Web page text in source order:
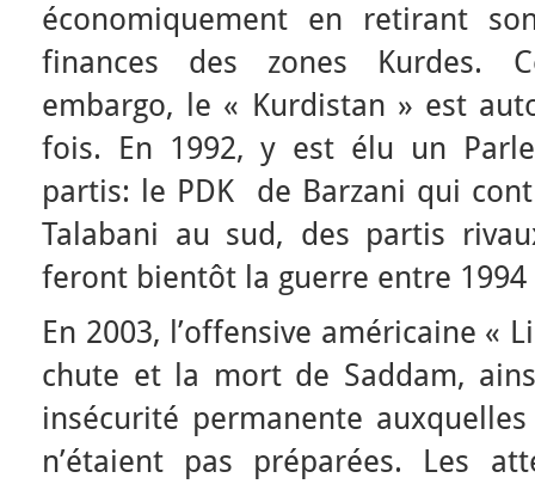
économiquement en retirant
finances des zones Kurdes.
embargo, le « Kurdistan » est
fois. En 1992, y est élu un
partis: le PDK de Barzani qui
Talabani au sud, des partis
feront bientôt la guerre entre 1994
En 2003, l’offensive américaine «
chute et la mort de Saddam,
insécurité permanente
n’étaient pas préparées. Les